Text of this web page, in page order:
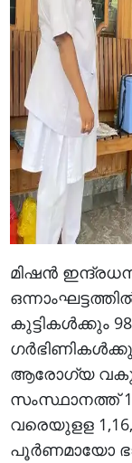
മിഷന്‍
കുട്ടികള്‍ക്കും
ആരോഗ്യ
സംസ്ഥാനത്ത്
വരെയുളള
പൂര്‍ണമായോ